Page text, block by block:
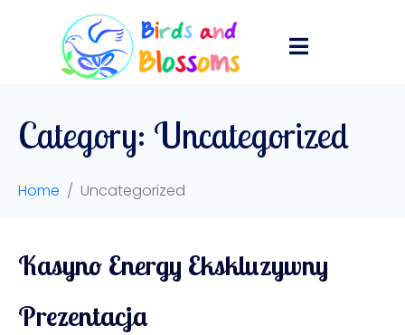
Category: Uncategorized
Home Uncategorized
Kasyno Energy Ekskluzywny
Prezentacja